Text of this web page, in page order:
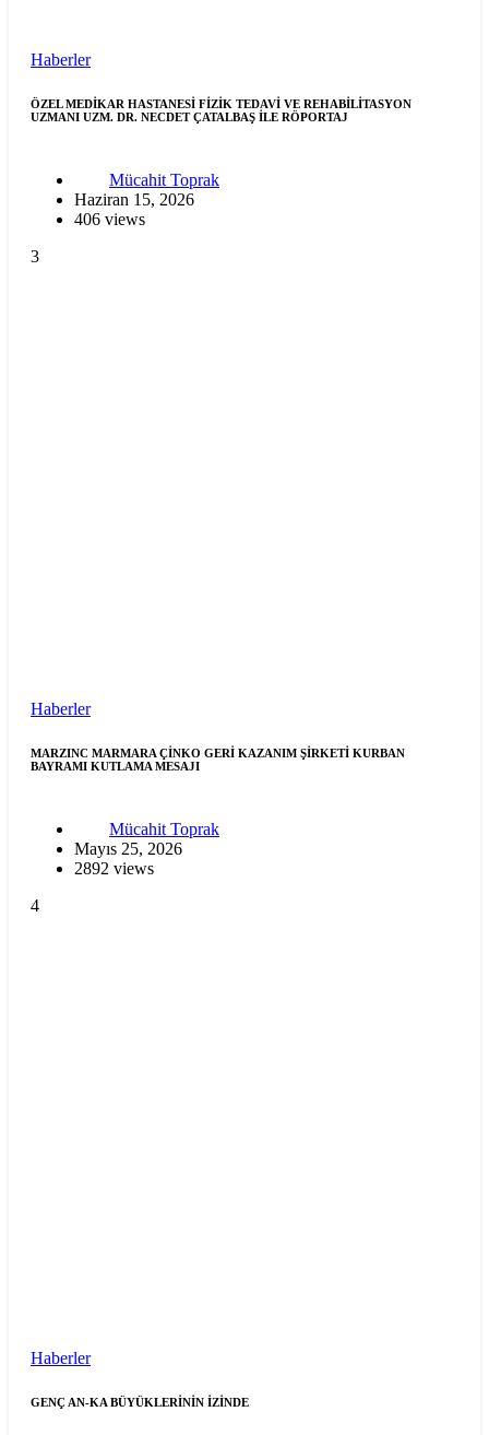
Haberler
ÖZEL MEDİKAR HASTANESİ FİZİK TEDAVİ VE REHABİLİTASYON
UZMANI UZM. DR. NECDET ÇATALBAŞ İLE RÖPORTAJ
Mücahit Toprak
Haziran 15, 2026
406 views
3
Haberler
MARZINC MARMARA ÇİNKO GERİ KAZANIM ŞİRKETİ KURBAN
BAYRAMI KUTLAMA MESAJI
Mücahit Toprak
Mayıs 25, 2026
2892 views
4
Haberler
GENÇ AN-KA BÜYÜKLERİNİN İZİNDE